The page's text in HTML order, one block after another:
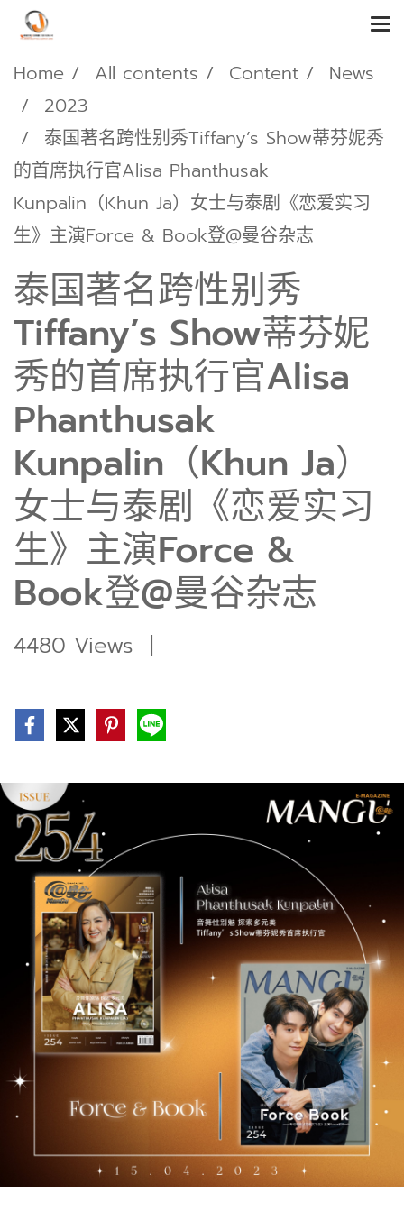
Home All contents Content
News
2023
泰国著名跨性别秀Tiffany’s Show蒂芬妮秀
的首席执行官Alisa Phanthusak
Kunpalin（Khun Ja）女士与泰剧《恋爱实习
生》主演Force & Book登@曼谷杂志
泰国著名跨性别秀
Tiffany’s Show蒂芬妮
秀的首席执行官Alisa
Phanthusak
Kunpalin（Khun Ja）
女士与泰剧《恋爱实习
生》主演Force &
Book登@曼谷杂志
4480 Views |